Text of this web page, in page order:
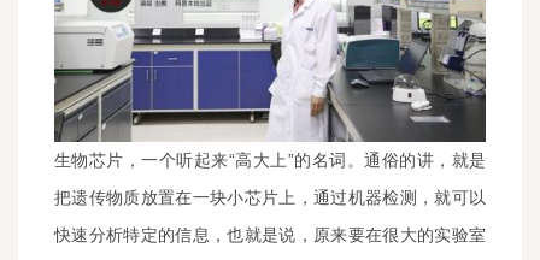
生物芯片，一个听起来“高大上”的名词。通俗的讲，就是
把遗传物质放置在一块小芯片上，通过机器检测，就可以
快速分析特定的信息，也就是说，原来要在很大的实验室